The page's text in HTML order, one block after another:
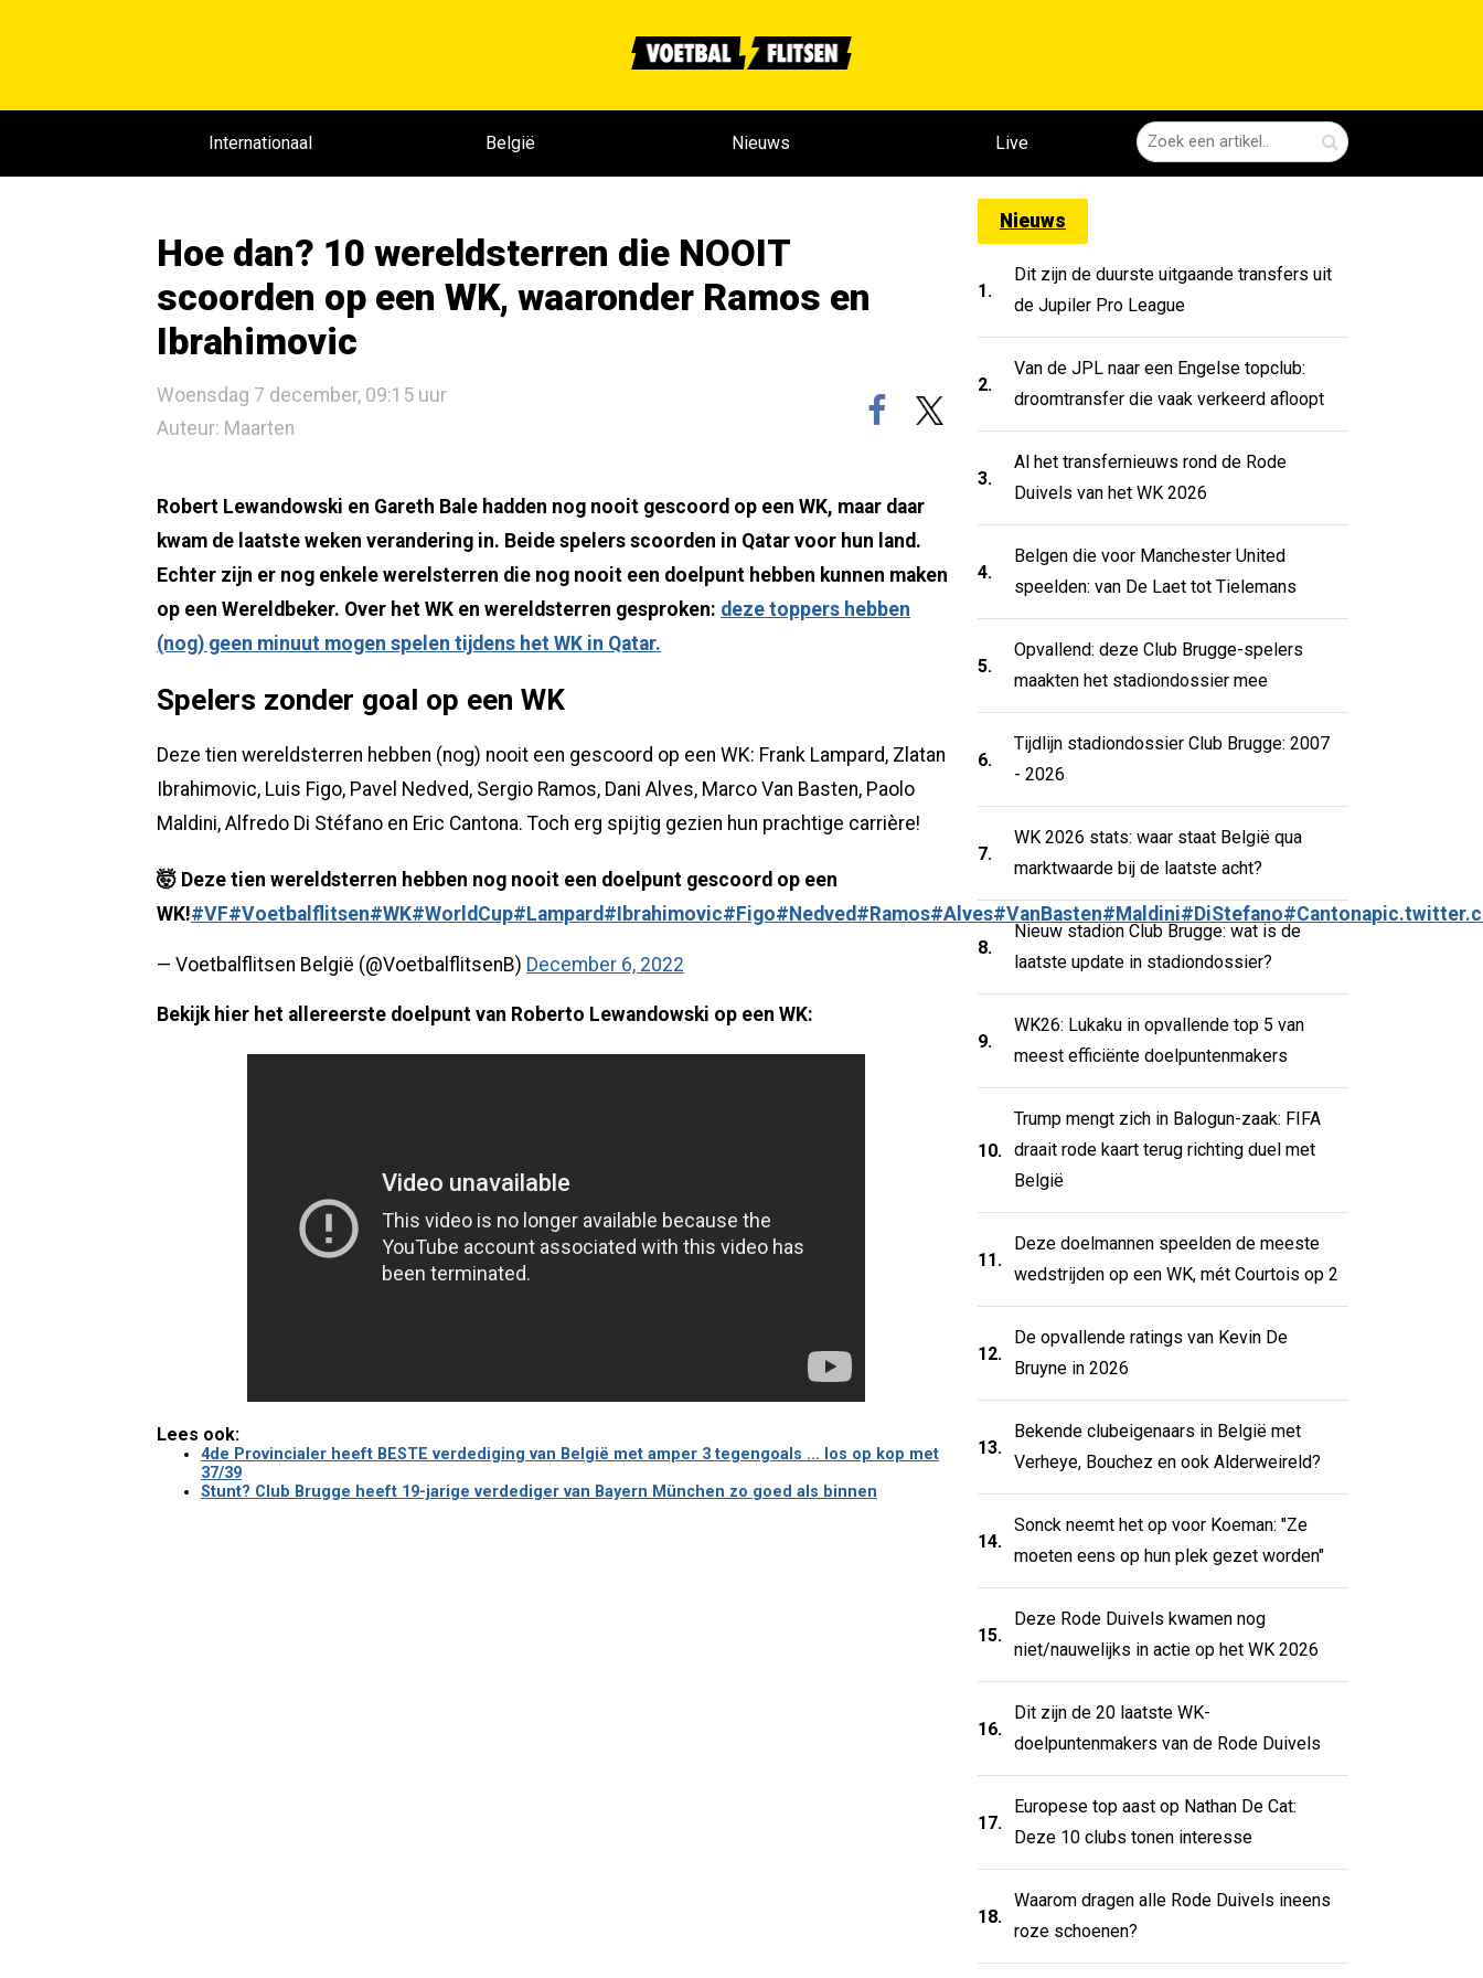
Internationaal België Nieuws Live
Hoe dan? 10 wereldsterren die NOOIT
scoorden op een WK, waaronder Ramos en
Ibrahimovic
Woensdag 7 december, 09:15 uur
Auteur: Maarten
Robert Lewandowski en Gareth Bale hadden nog nooit gescoord op een WK, maar daar
kwam de laatste weken verandering in. Beide spelers scoorden in Qatar voor hun land.
Echter zijn er nog enkele werelsterren die nog nooit een doelpunt hebben kunnen maken
op een Wereldbeker. Over het WK en wereldsterren gesproken: deze toppers hebben
(nog) geen minuut mogen spelen tijdens het WK in Qatar.
Spelers zonder goal op een WK
Deze tien wereldsterren hebben (nog) nooit een gescoord op een WK: Frank Lampard, Zlatan
Ibrahimovic, Luis Figo, Pavel Nedved, Sergio Ramos, Dani Alves, Marco Van Basten, Paolo
Maldini, Alfredo Di Stéfano en Eric Cantona. Toch erg spijtig gezien hun prachtige carrière!
🤯 Deze tien wereldsterren hebben nog nooit een doelpunt gescoord op een
WK!#VF#Voetbalflitsen#WK#WorldCup#Lampard#Ibrahimovic#Figo#Nedved#Ramos#Alves#VanBasten#Maldini#DiStefano#Cantona
— Voetbalflitsen België (@VoetbalflitsenB) December 6, 2022
Bekijk hier het allereerste doelpunt van Roberto Lewandowski op een WK:
Lees ook:
4de Provincialer heeft BESTE verdediging van België met amper 3 tegengoals ... los op kop met
37/39
Stunt? Club Brugge heeft 19-jarige verdediger van Bayern München zo goed als binnen
Nieuws
1.
Dit zijn de duurste uitgaande transfers uit
de Jupiler Pro League
2.
Van de JPL naar een Engelse topclub:
droomtransfer die vaak verkeerd afloopt
3.
Al het transfernieuws rond de Rode
Duivels van het WK 2026
4.
Belgen die voor Manchester United
speelden: van De Laet tot Tielemans
5.
Opvallend: deze Club Brugge-spelers
maakten het stadiondossier mee
6.
Tijdlijn stadiondossier Club Brugge: 2007
- 2026
7.
WK 2026 stats: waar staat België qua
marktwaarde bij de laatste acht?
8.
Nieuw stadion Club Brugge: wat is de
laatste update in stadiondossier?
9.
WK26: Lukaku in opvallende top 5 van
meest efficiënte doelpuntenmakers
10.
Trump mengt zich in Balogun-zaak: FIFA
draait rode kaart terug richting duel met
België
11.
Deze doelmannen speelden de meeste
wedstrijden op een WK, mét Courtois op 2
12.
De opvallende ratings van Kevin De
Bruyne in 2026
13.
Bekende clubeigenaars in België met
Verheye, Bouchez en ook Alderweireld?
14.
Sonck neemt het op voor Koeman: "Ze
moeten eens op hun plek gezet worden"
15.
Deze Rode Duivels kwamen nog
niet/nauwelijks in actie op het WK 2026
16.
Dit zijn de 20 laatste WK-
doelpuntenmakers van de Rode Duivels
17.
Europese top aast op Nathan De Cat:
Deze 10 clubs tonen interesse
18.
Waarom dragen alle Rode Duivels ineens
roze schoenen?